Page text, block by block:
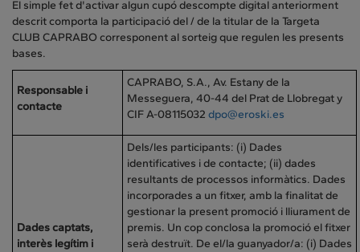
El simple fet d'activar algun cupó descompte digital anteriorment
descrit comporta la participació del / de la titular de la Targeta
CLUB CAPRABO corresponent al sorteig que regulen les presents
bases.
Responsable i
contacte
CAPRABO, S.A., Av. Estany de la
Messeguera, 40-44 del Prat de Llobregat y
CIF A-08115032 dpo@eroski.es
Dades captats,
interès legítim i
Dels/les participants: (i) Dades
identificatives i de contacte; (ii) dades
resultants de processos informàtics. Dades
incorporades a un fitxer, amb la finalitat de
gestionar la present promoció i lliurament de
premis. Un cop conclosa la promoció el fitxer
serà destruït. De el/la guanyador/a: (i) Dades